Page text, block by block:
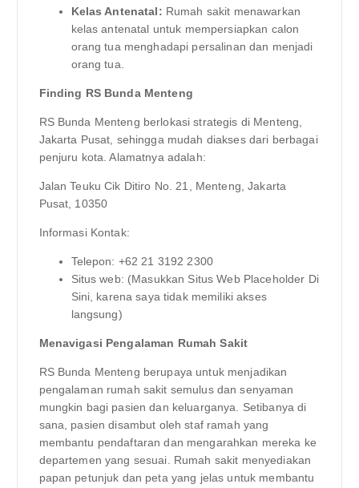
Kelas Antenatal: Rumah sakit menawarkan
kelas antenatal untuk mempersiapkan calon
orang tua menghadapi persalinan dan menjadi
orang tua.
Finding RS Bunda Menteng
RS Bunda Menteng berlokasi strategis di Menteng,
Jakarta Pusat, sehingga mudah diakses dari berbagai
penjuru kota. Alamatnya adalah:
Jalan Teuku Cik Ditiro No. 21, Menteng, Jakarta
Pusat, 10350
Informasi Kontak:
Telepon: +62 21 3192 2300
Situs web: (Masukkan Situs Web Placeholder Di
Sini, karena saya tidak memiliki akses
langsung)
Menavigasi Pengalaman Rumah Sakit
RS Bunda Menteng berupaya untuk menjadikan
pengalaman rumah sakit semulus dan senyaman
mungkin bagi pasien dan keluarganya. Setibanya di
sana, pasien disambut oleh staf ramah yang
membantu pendaftaran dan mengarahkan mereka ke
departemen yang sesuai. Rumah sakit menyediakan
papan petunjuk dan peta yang jelas untuk membantu